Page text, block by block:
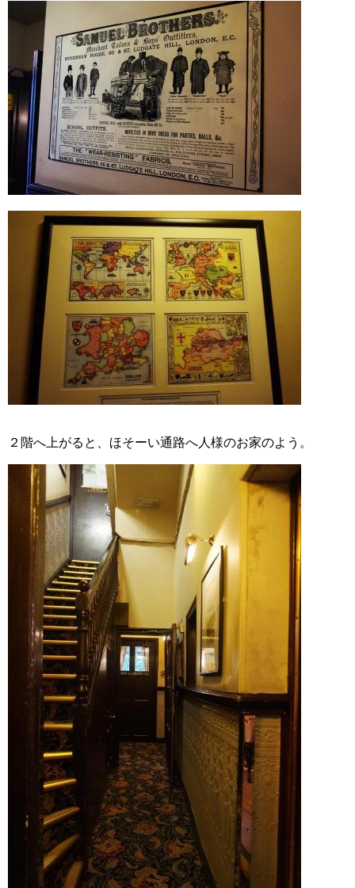
２階へ上がると、ほそーい通路へ人様のお家のよう。